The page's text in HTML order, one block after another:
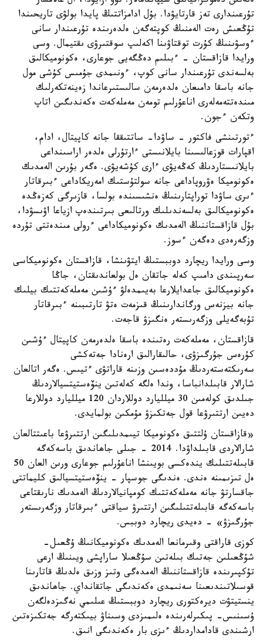
تۇرعىندارى تەز قارتايۋدا. بۇل ادامزاتتىڭ پايدا بولۋى تاريحىندا
تۇڭعىش رەت الەمنىڭ كوپتەگەن ەلدەرىندە تۇرعىندار سانى
ءوسۋىنىڭ كۇرت توقتاۋىنا اكەلىپ سوقتىرۋى ىقتيمال. وسى
ورايدا قازاقستان - ءبىلىم دەڭگەيى جوعارى، ەكونوميكالىق
بەلسەندى تۇرعىندار سانى كوپ، ءونىمدى جۇمىس كۇشى مول
جانە باسقا دامىعان ەلدەرمەن سالىستىرعاندا زەينەتكەرلىك
مىندەتتەمەلەرى اناعۇرلىم تومەن مەملەكەت ەكەندىگىن اتاپ
وتكەن ءجون.
ءتورتىنشى فاكتور - ساۋدا- ساتتىققا جانە كاپيتال، ادام،
اقپارات قوزعالىسىنا بايلانىستى ءارتۇرلى ەلدەر اراسىنداعى
بايلانىستاردىڭ كەڭەيۋى ءارى كۇشەيۋى. ەگەر بۇرىن الەمدىك
ەكونوميكا ەۋروپاداعى جانە سولتۇستىك امەريكاداعى ءبىرقاتار
ءىرى ساۋدا توراپتارىنىڭ ەنشىسىندە بولسا، قازىرگى كەزەڭدە
ەكونوميكالىق بەلسەندىلىك ورتالىعى بىرتىندەپ ازياعا اۋىسۋدا،
بۇل قازاقستاننىڭ الەمدىك ەكونوميكاداعى ءرولى مىندەتتى تۇردە
وزگەرەدى دەگەن ءسوز.
وسى ورايدا ريچارد دوببستىڭ ايتۋىنشا، قازاقستان ەكونوميكاسى
سەرپىندى دامىپ كەلە جاتقان ەل بولعاندىقتان، جاڭا
ەكونوميكالىق جاعدايلارعا بەيىمدەلۋ ءۇشىن مەملەكەتتىك بيلىك
جانە بيزنەس ورگاندارىنىڭ قىزمەت ەتۋ تارتىبىنە ءبىرقاتار
تۇبەگەيلى وزگەرىستەر ەنگىزۋ قاجەت.
قازاقستان، مەملەكەت رەتىندە باسقا ەلدەرمەن كاپيتال ءۇشىن
كۇرەس جۇرگىزۋى، حالىقارالىق ارەنادا جەتەكشى
سەرىكتەستەردىڭ مۇددەسىن وزىنە قاراتۋى ءتيىس. ەگەر اتالعان
شارالار قابىلدانباسا، وندا ەلگە كەلەتىن ينۆەستيتسيالاردىڭ
جىلدىق كولەمىن 30 ميلليارد دوللاردان 120 ميلليارد دوللارعا
دەيىن ارتتىرۋعا قول جەتكىزۋ مۇمكىن بولمايدى.
«قازاقستان ۇلتتىق ەكونوميكا تيىمدىلىگىن ارتتىرۋعا باعىتتالعان
شارالاردى قابىلداۋدا. 2014 - جىلى جاھاندىق باسەكەگە
قابىلەتتىلىك يندەكسى بويىنشا اناعۇرلىم جوعارى ورىن العان 50
ەل تىزىمىنە ەندى. ەندىگى جوسپار - ينۆەستيتسيالىق كليماتتى
جاقسارتۋ جانە مەملەكەتتىك كومپانيالاردىڭ الەمدىك نارىقتاعى
باسەكەگە قابىلەتتىلىگىن ارتتىرۋ سياقتى ءبىرقاتار وزگەرىستەر
جۇرگىزۋ» - دەيدى ريچارد دوببس.
كوزى قاراقتى وقىرمانعا الەمدىك ەكونوميكانىڭ ۇڭعىل-
شۇڭعىلىن جەتىك بىلەتىن سۇڭعىلا ساراپشى ويىنىڭ ارعى
تۇكپىرىندە قازاقستاننىڭ الەمدەگى وتىز وزىق ەلدىڭ قاتارىنا
قوسىلاتىندىعىنا سەنىمدى ەكەندىگى جاتقانداي. جاھاندىق
ينستيتۋت ديرەكتورى ريچارد دوببستىڭ عىلىمي نەگىزدەلگەن
ۇسىنىس- پىكىرلەرىندە ەلىمىزدى وسىناۋ بيىكتەرگە جەتكىزەتىن
ارشىندى قادامداردىڭ ءىزى بار ەكەندىگى انىق.